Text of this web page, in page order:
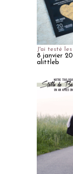
J'ai testé
8 janvier
alittleb